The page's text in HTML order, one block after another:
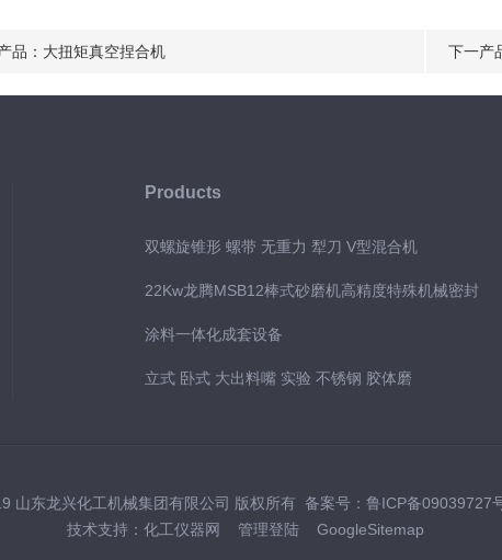
品： 大扭矩真空捏合机 下一产
Products
双螺旋锥形 螺带 无重力 犁刀 V型混合机
22Kw龙腾MSB12棒式砂磨机高精度特殊机械密封
涂料一体化成套设备
立式 卧式 大出料嘴 实验 不锈钢 胶体磨
山东龙兴化工机械集团有限公司 版权所有 备案号： 鲁ICP备09039727
技术支持： 化工仪器网 管理登陆 GoogleSitemap